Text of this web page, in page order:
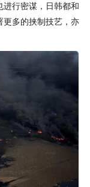
行密谋，日韩都和
更多的挟制技艺，亦